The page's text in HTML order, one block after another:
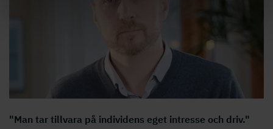
"Man tar tillvara på individens eget intresse och driv."